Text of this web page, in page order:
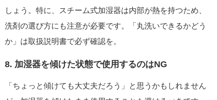
しょう。特に、スチーム式加湿器は内部が熱を持つため、
洗剤の選び方にも注意が必要です。「丸洗いできるかどう
か」は取扱説明書で必ず確認を。
8. 加湿器を傾けた状態で使用するのはNG
「ちょっと傾けても大丈夫だろう」と思うかもしれません